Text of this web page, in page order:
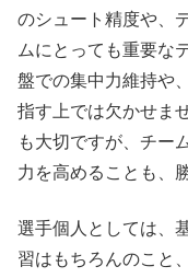
のシュート精度や、
ムにとっても重要な
盤での集中力維持や
指す上では欠かせま
も大切ですが、チー
力を高めることも、
選手個人としては、
習はもちろんのこと